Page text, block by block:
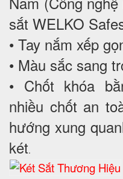
sắt WELKO
• Tay nắm xếp
• Màu sắc sang
• Chốt khóa
nhiều chốt an
hướng xung
két.